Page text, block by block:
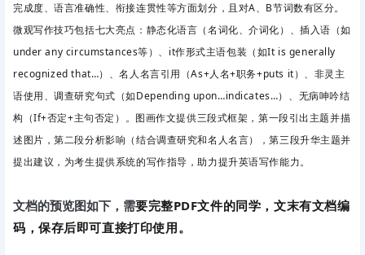
完成度、语言准确性、衔接连贯性等方面划分，且对A、B节词数有区分。
微观写作技巧包括七大亮点：静态化语言（名词化、介词化）、插入语（如
under any circumstances等）、it作形式主语包装（如It is generally
recognized that…）、名人名言引用（As+人名+职务+puts it）、非灵主
语使用、调查研究句式（如Depending upon…indicates…）、无病呻吟结
构（If+否定+主句否定）。图画作文提供三段式框架，第一段引出主题并描
述图片，第二段分析影响（结合调查研究和名人名言），第三段升华主题并
提出建议，为考生提供系统的写作指导，助力提升英语写作能力。
文档的预览图如下，需要完整PDF文件的同学，文末有文档编
码，保存后即可直接打印使用。